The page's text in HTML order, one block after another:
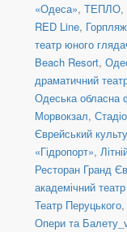
«Одеса», ТЕПЛО,
RED Line, Горпляж
театр юного
Beach Resort,
драматичний
Одеська обласна
Морвокзал,
Єврейський
«Гідропорт»,
Ресторан Гранд
академічний
Театр Перуцького,
Опери та